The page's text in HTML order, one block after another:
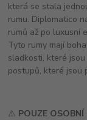
která se stala
rumu. Diplomatico
rumů až po luxusní
Tyto rumy mají
sladkosti, které
postupů, které jsou
⚠️ POUZE OSOBNÍ